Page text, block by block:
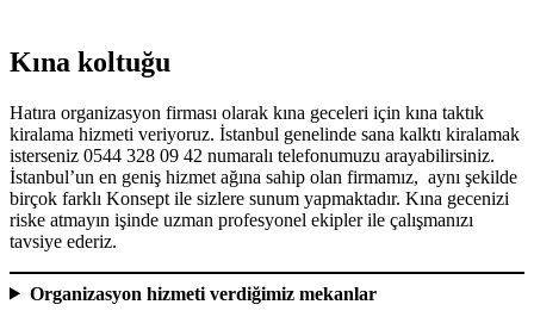
Kına koltuğu
Hatıra organizasyon firması olarak kına geceleri için kına taktık
kiralama hizmeti veriyoruz. İstanbul genelinde sana kalktı kiralamak
isterseniz 0544 328 09 42 numaralı telefonumuzu arayabilirsiniz.
İstanbul’un en geniş hizmet ağına sahip olan firmamız, aynı şekilde
birçok farklı Konsept ile sizlere sunum yapmaktadır. Kına gecenizi
riske atmayın işinde uzman profesyonel ekipler ile çalışmanızı
tavsiye ederiz.
Organizasyon hizmeti verdiğimiz mekanlar